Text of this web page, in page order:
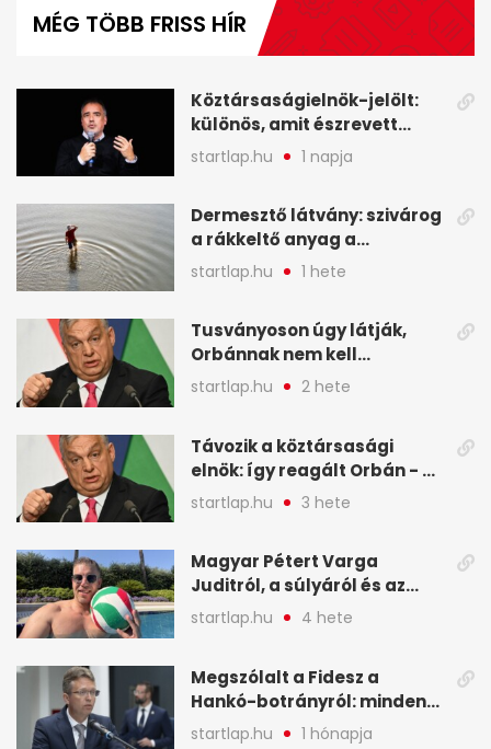
minute,
MÉG TÖBB FRISS HÍR
Köztársaságielnök-jelölt:
különös, amit észrevett
Török Gábor - A hét
legfontosabb hírei
startlap.hu 1 napja
Dermesztő látvány: szivárog
a rákkeltő anyag a
kiszáradó Dunába
Budapesten - A hét
képekben
startlap.hu 1 hete
Tusványoson úgy látják,
Orbánnak nem kell
változtatnia - A hét
legfontosabb hírei
startlap.hu 2 hete
Távozik a köztársasági
elnök: így reagált Orbán - A
hét legfontosabb hírei
képekben
startlap.hu 3 hete
Magyar Pétert Varga
Juditról, a súlyáról és az
alvásidejéről is faggatták a
Redditen, sok kérdésre sírva
A hét legfontosabb hírei
képekben
startlap.hu 4 hete
Megszólalt a Fidesz a
Hankó-botrányról: minden
forint jó helyre ment - A hét
startlap.hu 1 hónapja